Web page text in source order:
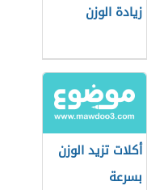
زيادة الوزن
أكلات تزيد الوزن
بسرعة